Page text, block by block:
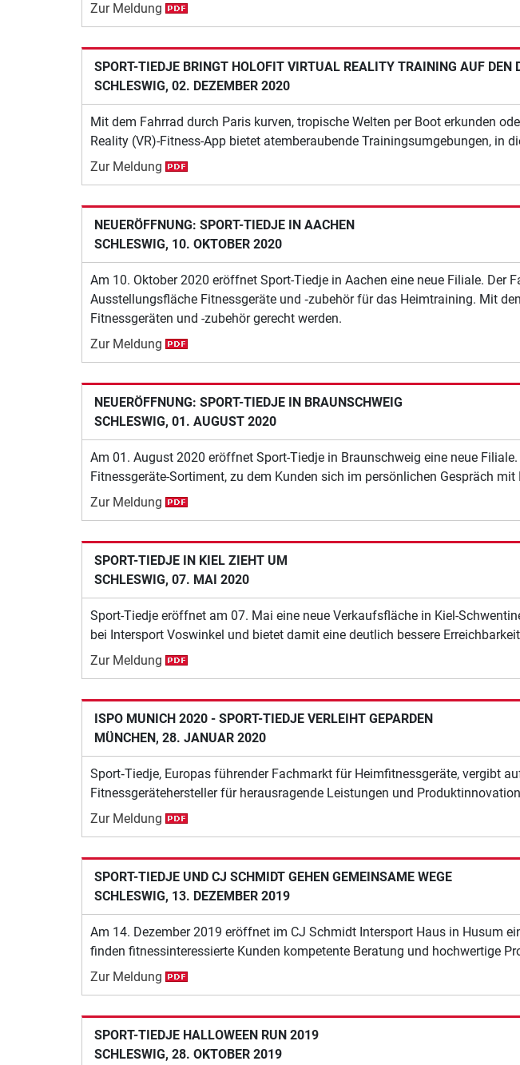
Zur Meldung
SPORT-TIEDJE BRINGT HOLOFIT VIRTUAL REALITY TRAINING AUF DEN
SCHLESWIG, 02. DEZEMBER 2020
Mit dem Fahrrad durch Paris kurven, tropische Welten per Boot erkunden
Reality (VR)-Fitness-App bietet atemberaubende Trainingsumgebungen, in
Zur Meldung
NEUERÖFFNUNG: SPORT-TIEDJE IN AACHEN
SCHLESWIG, 10. OKTOBER 2020
Am 10. Oktober 2020 eröffnet Sport-Tiedje in Aachen eine neue Filiale.
Ausstellungsfläche Fitnessgeräte und ‐zubehör für das Heimtraining. Mit
Fitnessgeräten und -zubehör gerecht werden.
Zur Meldung
NEUERÖFFNUNG: SPORT-TIEDJE IN BRAUNSCHWEIG
SCHLESWIG, 01. AUGUST 2020
Am 01. August 2020 eröffnet Sport-Tiedje in Braunschweig eine neue
Fitnessgeräte-Sortiment, zu dem Kunden sich im persönlichen Gespräch
Zur Meldung
SPORT-TIEDJE IN KIEL ZIEHT UM
SCHLESWIG, 07. MAI 2020
Sport-Tiedje eröffnet am 07. Mai eine neue Verkaufsfläche in Kiel-
bei Intersport Voswinkel und bietet damit eine deutlich bessere
Zur Meldung
ISPO MUNICH 2020 - SPORT-TIEDJE VERLEIHT GEPARDEN
MÜNCHEN, 28. JANUAR 2020
Sport‐Tiedje, Europas führender Fachmarkt für Heimfitnessgeräte, vergibt
Fitnessgerätehersteller für herausragende Leistungen und
Zur Meldung
SPORT-TIEDJE UND CJ SCHMIDT GEHEN GEMEINSAME WEGE
SCHLESWIG, 13. DEZEMBER 2019
Am 14. Dezember 2019 eröffnet im CJ Schmidt Intersport Haus in Husum
finden fitnessinteressierte Kunden kompetente Beratung und hochwertige
Zur Meldung
SPORT-TIEDJE HALLOWEEN RUN 2019
SCHLESWIG, 28. OKTOBER 2019